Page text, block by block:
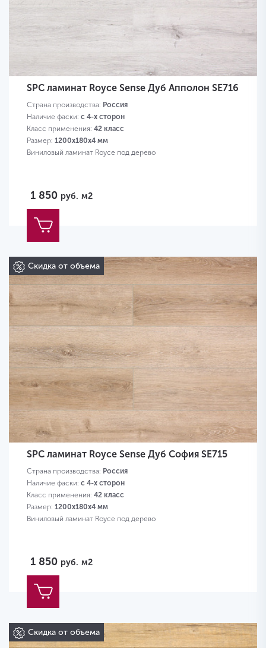
SPC ламинат Royce Sense Дуб Апполон SE716
Страна производства: Россия
Наличие фаски: с 4-х сторон
Класс применения: 42 класс
Размер: 1200х180х4 мм
Виниловый ламинат Royce под дерево
1 850 руб. м2
Скидка от объема
SPC ламинат Royce Sense Дуб София SE715
Страна производства: Россия
Наличие фаски: с 4-х сторон
Класс применения: 42 класс
Размер: 1200х180х4 мм
Виниловый ламинат Royce под дерево
1 850 руб. м2
Скидка от объема